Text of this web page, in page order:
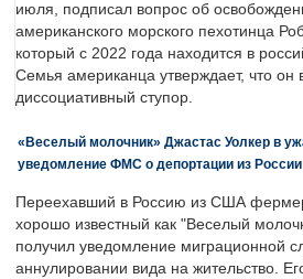
июля, подписал вопрос об
американского морского пехотинца
который с 2022 года находится в
Семья американца утверждает, что он
диссоциативный ступор.
«Веселый молочник» Джастас Уолкер в
уведомление ФМС о депортации из России
Переехавший в Россию из США
хорошо известный как "Веселый
получил уведомление миграционной
аннулировании вида на жительство.